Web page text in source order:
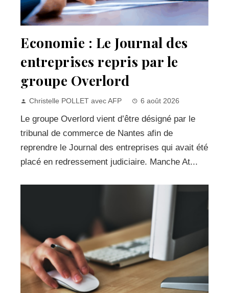
Economie : Le Journal des
entreprises repris par le
groupe Overlord
Christelle POLLET avec AFP 6 août 2026
Le groupe Overlord vient d’être désigné par le
tribunal de commerce de Nantes afin de
reprendre le Journal des entreprises qui avait été
placé en redressement judiciaire. Manche At...